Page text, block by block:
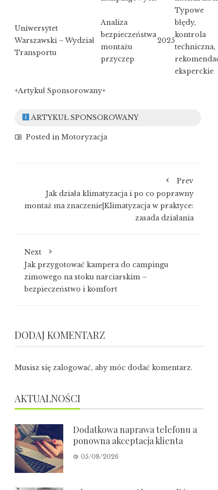
Uniwersytet
Warszawski – Wydział
Transportu
Analiza
bezpieczeństwa
montażu
przyczep
2025
Typowe
błędy,
kontrola
techniczna,
eksperckie
+Artykuł Sponsorowany+
ARTYKUŁ SPONSOROWANY
Posted in Motoryzacja
Prev
Jak działa klimatyzacja i po co poprawny
montaż ma znaczenie|Klimatyzacja w praktyce:
zasada działania
Next
Jak przygotować kampera do campingu
zimowego na stoku narciarskim –
bezpieczeństwo i komfort
DODAJ KOMENTARZ
Musisz się zalogować, aby móc dodać komentarz.
AKTUALNOŚCI
Dodatkowa naprawa telefonu a
ponowna akceptacja klienta
05/08/2026